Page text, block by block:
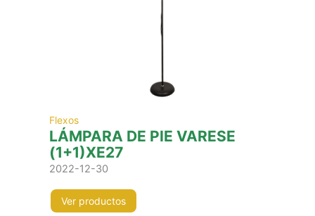
Flexos
LÁMPARA DE PIE VARESE
(1+1)XE27
2022-12-30
Ver productos